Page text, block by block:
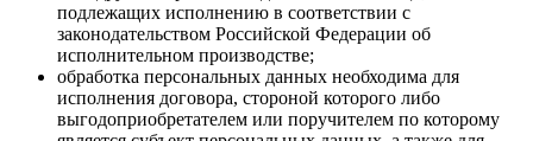
подлежащих исполнению в соответствии с
законодательством Российской Федерации об
исполнительном производстве;
обработка персональных данных необходима для
исполнения договора, стороной которого либо
выгодоприобретателем или поручителем по которому